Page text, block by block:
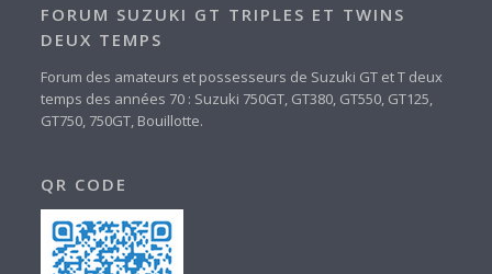
FORUM SUZUKI GT TRIPLES ET TWINS
DEUX TEMPS
Forum des amateurs et possesseurs de Suzuki GT et T deux
temps des années 70 : Suzuki 750GT, GT380, GT550, GT125,
GT750, 750GT, Bouillotte.
QR CODE